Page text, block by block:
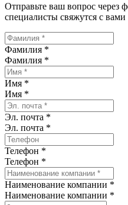
Отправьте ваш вопрос через
специалисты свяжутся с
Фамилия *
Фамилия *
Имя *
Имя *
Эл. почта *
Эл. почта *
Телефон *
Телефон *
Наименование компании *
Наименование компании *